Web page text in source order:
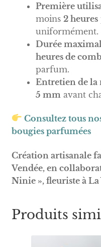
Première
moins 2 heures
uniformément.
Durée
heures de
parfum.
Entretien de la
5 mm avant
Consultez tous
bougies parfumées
Création artisanale
Vendée, en
Ninie », fleuriste à La
Produits